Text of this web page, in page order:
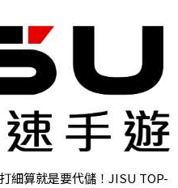
細算就是要代儲！JISU TOP-